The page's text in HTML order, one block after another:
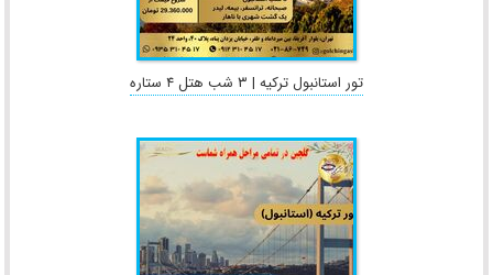
تور استانبول ترکیه | ۳ شب هتل ۴ ستاره